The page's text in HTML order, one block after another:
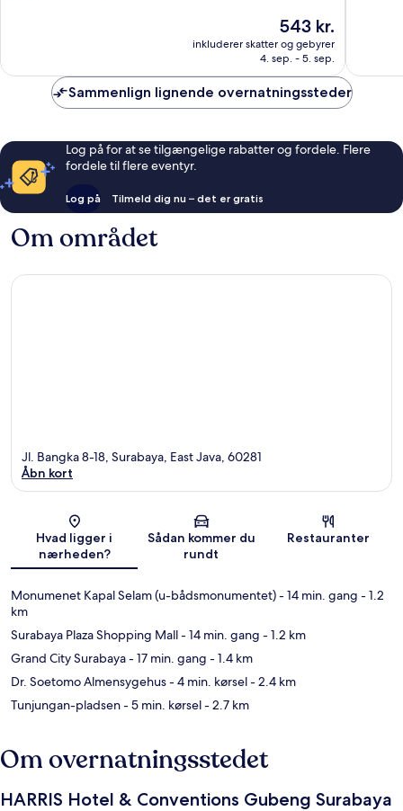
anmeldelser
Prisen
er
543 kr.
543 kr.
inkluderer skatter og gebyrer
4. sep. - 5. sep.
Sammenlign lignende overnatningssteder
Log på for at se tilgængelige rabatter og fordele. Flere
fordele til flere eventyr.
Log på Tilmeld dig nu – det er gratis
Om området
Kort
Jl. Bangka 8-18, Surabaya, East Java, 60281
Åbn kort
Hvad ligger i
nærheden?
Sådan kommer du
rundt
Restauranter
Monumenet Kapal Selam (u-bådsmonumentet)- 14 min. gang - 1.2
km
Surabaya Plaza Shopping Mall- 14 min. gang - 1.2 km
Grand City Surabaya- 17 min. gang - 1.4 km
Dr. Soetomo Almensygehus- 4 min. kørsel- 2.4 km
Tunjungan-pladsen- 5 min. kørsel- 2.7 km
Om overnatningsstedet
HARRIS Hotel & Conventions Gubeng Surabaya